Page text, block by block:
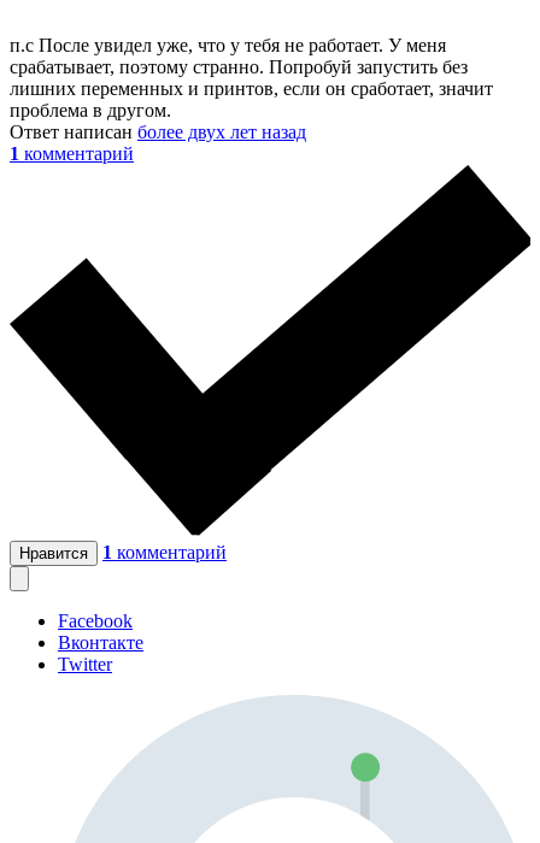
п.с После увидел уже, что у тебя не работает. У меня
срабатывает, поэтому странно. Попробуй запустить без
лишних переменных и принтов, если он сработает, значит
проблема в другом.
Ответ написан более двух лет назад
1 комментарий
Нравится 1 комментарий
Facebook
Вконтакте
Twitter